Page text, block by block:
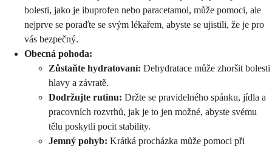
bolesti, jako je ibuprofen nebo paracetamol, může pomoci, ale
nejprve se poraďte se svým lékařem, abyste se ujistili, že je pro
vás bezpečný.
Obecná pohoda:
Zůstaňte hydratovaní: Dehydratace může zhoršit bolesti
hlavy a závratě.
Dodržujte rutinu: Držte se pravidelného spánku, jídla a
pracovních rozvrhů, jak je to jen možné, abyste svému
tělu poskytli pocit stability.
Jemný pohyb: Krátká procházka může pomoci při